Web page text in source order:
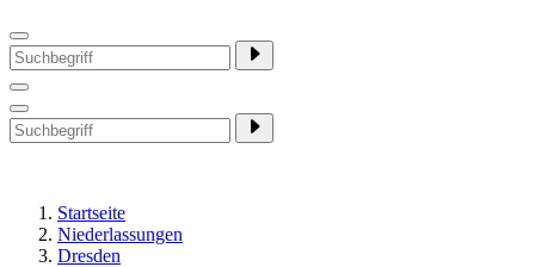
Startseite
Niederlassungen
Dresden